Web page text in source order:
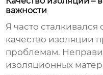
важности
Я часто сталкивался
качество изоляции
проблемам.
изоляционных